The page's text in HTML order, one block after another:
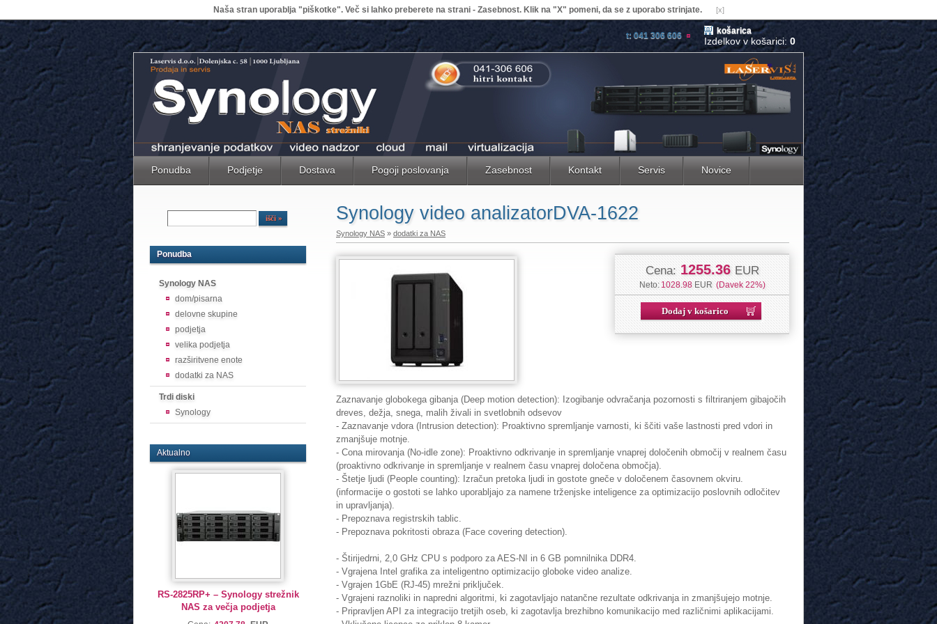
Naša stran uporablja "piškotke". Več si lahko preberete na strani - Zasebnost. Klik na "X" pomeni, da se z uporabo strinjate. [x]
t: 041 306 606 košarica
Izdelkov v košarici: 0
Ponudba Podjetje Dostava Pogoji poslovanja Zasebnost Kontakt Servis Novice
Ponudba
Synology NAS
dom/pisarna
delovne skupine
podjetja
velika podjetja
razširitvene enote
dodatki za NAS
Trdi diski
Synology
Aktualno
RS-2825RP+ – Synology strežnik
NAS za večja podjetja
Synology video analizatorDVA-1622
Synology NAS » dodatki za NAS
Cena: 1255.36 EUR
Neto:1028.98 EUR (Davek 22%)
Zaznavanje globokega gibanja (Deep motion detection): Izogibanje odvračanja pozornosti s filtriranjem gibajočih
dreves, dežja, snega, malih živali in svetlobnih odsevov
- Zaznavanje vdora (Intrusion detection): Proaktivno spremljanje varnosti, ki ščiti vaše lastnosti pred vdori in
zmanjšuje motnje.
- Cona mirovanja (No-idle zone): Proaktivno odkrivanje in spremljanje vnaprej določenih območij v realnem času
(proaktivno odkrivanje in spremljanje v realnem času vnaprej določena območja).
- Štetje ljudi (People counting): Izračun pretoka ljudi in gostote gneče v določenem časovnem okviru.
(informacije o gostoti se lahko uporabljajo za namene trženjske inteligence za optimizacijo poslovnih odločitev
in upravljanja).
- Prepoznava registrskih tablic.
- Prepoznava pokritosti obraza (Face covering detection).
- Štirijedrni, 2,0 GHz CPU s podporo za AES-NI in 6 GB pomnilnika DDR4.
- Vgrajena Intel grafika za inteligentno optimizacijo globoke video analize.
- Vgrajen 1GbE (RJ-45) mrežni priključek.
- Vgrajeni raznoliki in napredni algoritmi, ki zagotavljajo natančne rezultate odkrivanja in zmanjšujejo motnje.
- Pripravljen API za integracijo tretjih oseb, ki zagotavlja brezhibno komunikacijo med različnimi aplikacijami.